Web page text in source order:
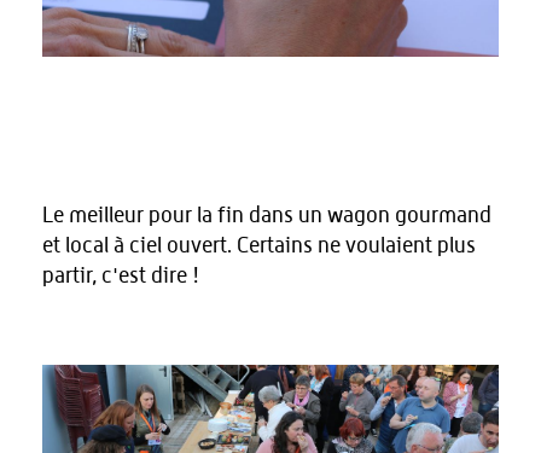
Le meilleur pour la fin dans un wagon gourmand
et local à ciel ouvert. Certains ne voulaient plus
partir, c'est dire !